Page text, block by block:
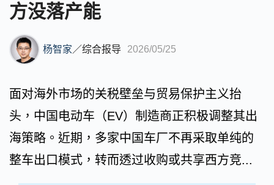
方没落产能
杨智家 ／综合报导 2026/05/25
面对海外市场的关税壁垒与贸易保护主义抬
头，中国电动车（EV）制造商正积极调整其出
海策略。近期，多家中国车厂不再采取单纯的
整车出口模式，转而透过收购或共享西方竞...